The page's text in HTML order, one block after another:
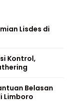
Lisdes di
Kontrol,
Belasan
Limboro